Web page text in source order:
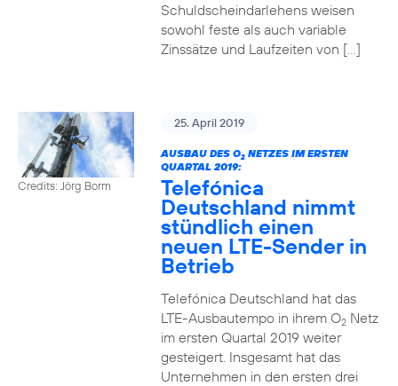
Schuldscheindarlehens weisen
sowohl feste als auch variable
Zinssätze und Laufzeiten von […]
Credits: Jörg Borm
25. April 2019
AUSBAU DES O2NETZES IM ERSTEN
QUARTAL 2019:
Telefónica
Deutschland nimmt
stündlich einen
neuen LTE-Sender in
Betrieb
Telefónica Deutschland hat das
LTE-Ausbautempo in ihrem O2Netz
im ersten Quartal 2019 weiter
gesteigert. Insgesamt hat das
Unternehmen in den ersten drei